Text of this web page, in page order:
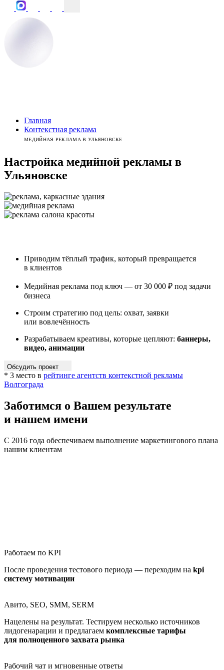
Главная
Контекстная реклама
МЕДИЙНАЯ РЕКЛАМА В УЛЬЯНОВСКЕ
Настройка медийной рекламы в
Ульяновске
Приводим тёплый трафик, который превращается
в клиентов
Медийная реклама под ключ — от 30 000 ₽ под задачи
бизнеса
Строим стратегию под цель: охват, заявки
или вовлечённость
Разрабатываем креативы, которые цепляют: баннеры,
видео, анимации
Обсудить проект
* 3 место в рейтинге агентств контекстной рекламы
Волгограда
Заботимся о Вашем результате
и нашем им
С 2016 года обеспечиваем выполнение маркетингового плана
нашим клиентам
Работаем по KPI
После проведения тестового периода — переходим на kpi
систему мотивации
Авито, SEO, SMM, SERM
Нацелены на результат. Тестируем несколько источников
лидогенарации и предлагаем комплексные тарифы
для полноценного захвата рынка
Рабочий чат и мгновенные ответы